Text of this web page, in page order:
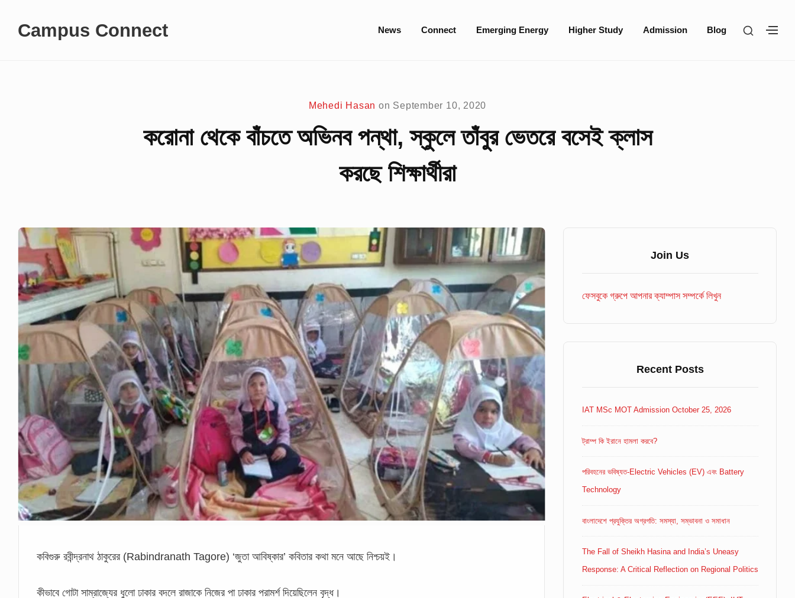
Campus Connect
Site
News Connect Emerging Energy Higher Study Admission Blog
SHOW
Mehedi Hasan on September 10, 2020
করোনা থেকে বাঁচতে অভিনব পন্থা, স্কুলে তাঁবুর ভেতরে বসেই ক্লাস
করছে শিক্ষার্থীরা
কবিগুরু রবীন্দ্রনাথ ঠাকুরের (Rabindranath Tagore) ‘জুতা আবিষ্কার’ কবিতার কথা মনে আছে নিশ্চয়ই।
কীভাবে গোটা সাম্রাজ্যের ধুলো ঢাকার বদলে রাজাকে নিজের পা ঢাকার পরামর্শ দিয়েছিলেন বৃদ্ধ।
Join Us
ফেসবুকে গ্রুপে আপনার ক্যাম্পাস সম্পর্কে লিখুন
Recent Posts
IAT MSc MOT Admission October 25, 2026
ট্রাম্প কি ইরানে হামলা করবে?
পরিবহনের ভবিষ্যত-Electric Vehicles (EV) এবং Battery
Technology
বাংলাদেশে প্রযুক্তির অগ্রগতি: সমস্যা, সম্ভাবনা ও সমাধান
The Fall of Sheikh Hasina and India’s Uneasy
Response: A Critical Reflection on Regional Politics